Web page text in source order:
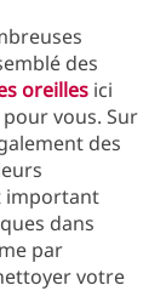
des
oreilles ici
vous. Sur
des
important
dans
par
votre